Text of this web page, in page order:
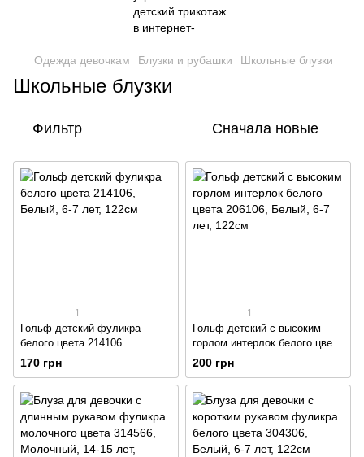
Одежда девочкам Блузки и рубашки Школьные блузки
Школьные блузки
Фильтр Сначала новые
1
Гольф детский фуликра
белого цвета 214106
170 грн
1
Гольф детский с высоким
горлом интерлок белого цвета
206106
200 грн